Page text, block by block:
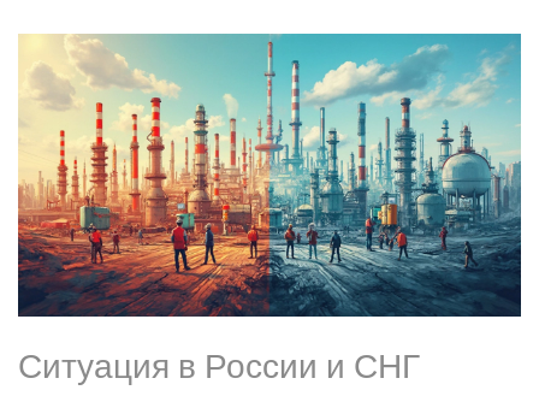
Ситуация в России и СНГ